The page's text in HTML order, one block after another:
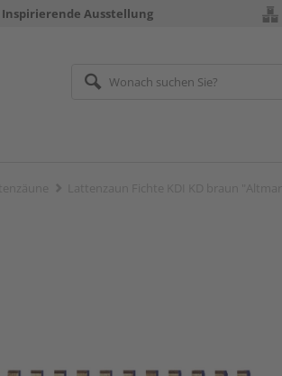
Inspirierende Ausstellung